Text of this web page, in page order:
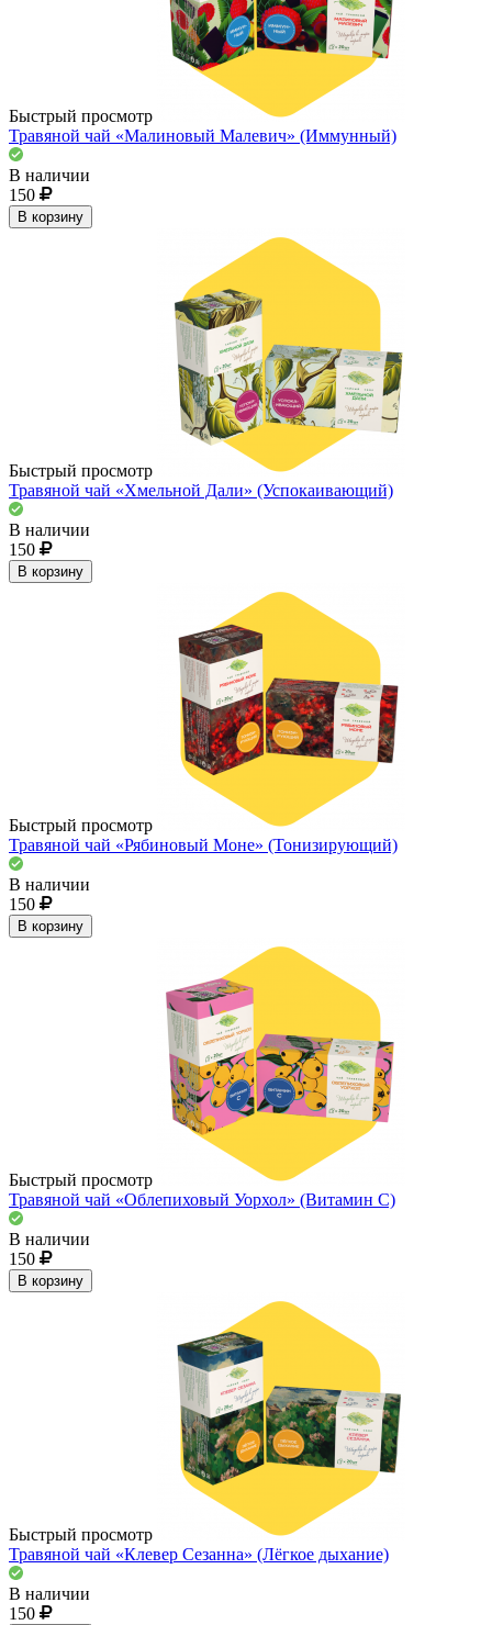
Быстрый просмотр
Травяной чай «Малиновый Малевич» (Иммунный)
В наличии
150
В корзину
Быстрый просмотр
Травяной чай «Хмельной Дали» (Успокаивающий)
В наличии
150
В корзину
Быстрый просмотр
Травяной чай «Рябиновый Моне» (Тонизирующий)
В наличии
150
В корзину
Быстрый просмотр
Травяной чай «Облепиховый Уорхол» (Витамин С)
В наличии
150
В корзину
Быстрый просмотр
Травяной чай «Клевер Сезанна» (Лёгкое дыхание)
В наличии
150